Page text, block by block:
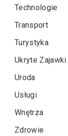
Technologie
Transport
Turystyka
Ukryte Zajawki
Uroda
Usługi
Wnętrza
Zdrowie